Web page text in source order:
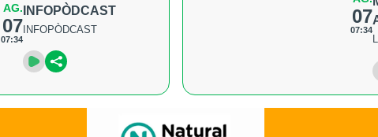
AG.
07
07:34
INFOPÒDCAST
INFOPÒDCAST
07
07:34